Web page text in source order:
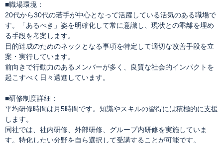
■職場環境：
20代から30代の若手が中心となって活躍している活気のある職場で
す。「あるべき」姿を明確化して常に意識し、現状との乖離を埋め
る手段を考案します。
目的達成のためのネックとなる事項を特定して適切な改善手段を立
案・実行しています。
前向きで行動力のあるメンバーが多く、良質な社会的インパクトを
起こすべく日々邁進しています。
■研修制度詳細：
平均研修時間は月5時間です。知識やスキルの習得には積極的に支援
します。
同社では、社内研修、外部研修、グループ内研修を実施していま
す。特化したい分野を自ら選択して受講することが可能です。